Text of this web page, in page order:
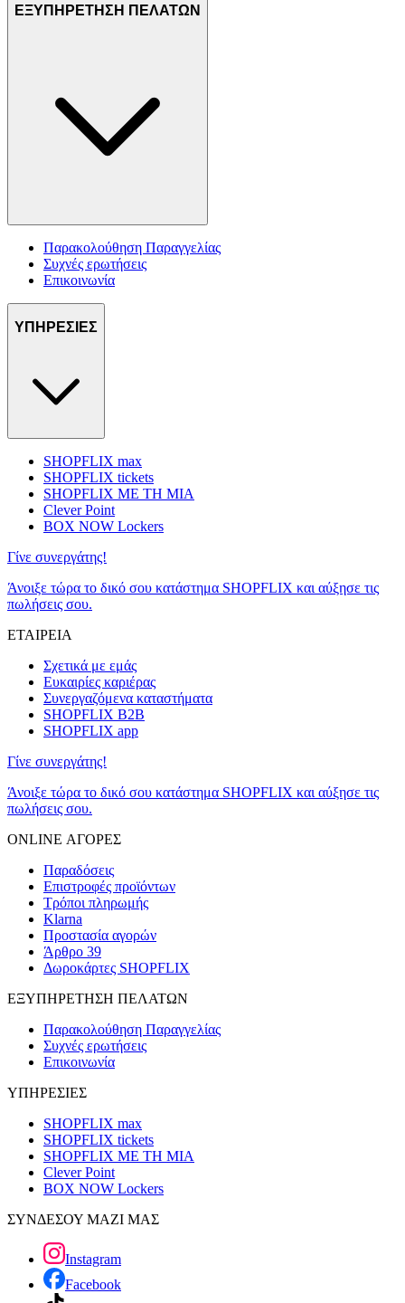
ΕΞΥΠΗΡΕΤΗΣΗ ΠΕΛΑΤΩΝ
Παρακολούθηση Παραγγελίας
Συχνές ερωτήσεις
Επικοινωνία
ΥΠΗΡΕΣΙΕΣ
SHOPFLIX max
SHOPFLIX tickets
SHOPFLIX ΜΕ ΤΗ ΜΙΑ
Clever Point
BOX NOW Lockers
Γίνε συνεργάτης!
Άνοιξε τώρα το δικό σου κατάστημα SHOPFLIX και αύξησε τις
πωλήσεις σου.
ΕΤΑΙΡΕΙΑ
Σχετικά με εμάς
Ευκαιρίες καριέρας
Συνεργαζόμενα καταστήματα
SHOPFLIX B2B
SHOPFLIX app
Γίνε συνεργάτης!
Άνοιξε τώρα το δικό σου κατάστημα SHOPFLIX και αύξησε τις
πωλήσεις σου.
ONLINE ΑΓΟΡΕΣ
Παραδόσεις
Επιστροφές προϊόντων
Τρόποι πληρωμής
Klarna
Προστασία αγορών
Άρθρο 39
Δωροκάρτες SHOPFLIX
ΕΞΥΠΗΡΕΤΗΣΗ ΠΕΛΑΤΩΝ
Παρακολούθηση Παραγγελίας
Συχνές ερωτήσεις
Επικοινωνία
ΥΠΗΡΕΣΙΕΣ
SHOPFLIX max
SHOPFLIX tickets
SHOPFLIX ΜΕ ΤΗ ΜΙΑ
Clever Point
BOX NOW Lockers
ΣΥΝΔΕΣΟΥ ΜΑΖΙ ΜΑΣ
Instagram
Facebook